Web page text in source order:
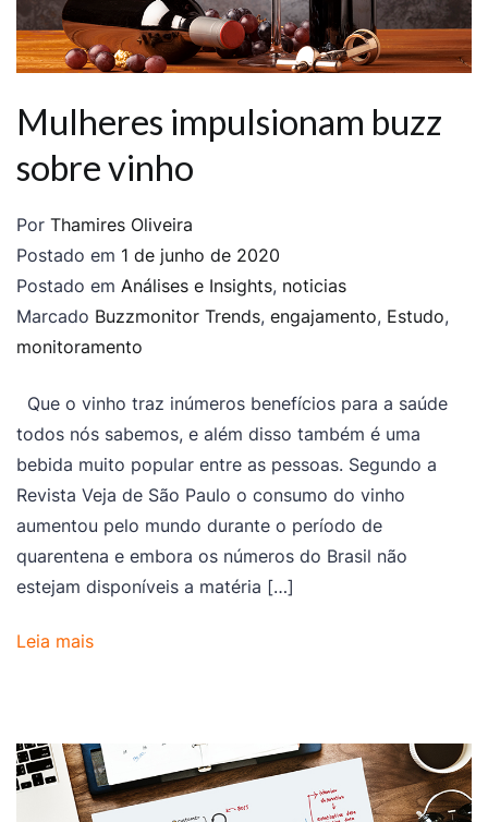
Mulheres impulsionam buzz
sobre vinho
Por Thamires Oliveira
Postado em 1 de junho de 2020
Postado em Análises e Insights, noticias
Marcado Buzzmonitor Trends, engajamento, Estudo,
monitoramento
Que o vinho traz inúmeros benefícios para a saúde
todos nós sabemos, e além disso também é uma
bebida muito popular entre as pessoas. Segundo a
Revista Veja de São Paulo o consumo do vinho
aumentou pelo mundo durante o período de
quarentena e embora os números do Brasil não
estejam disponíveis a matéria […]
Leia mais